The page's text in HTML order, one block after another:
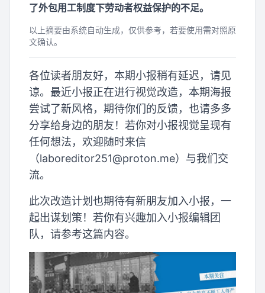
了外包用工制度下劳动者权益保护的不足。
以上摘要由系统自动生成，仅供参考，若要使用需对照原
文确认。
各位读者朋友好，本期小报稍有延迟，请见
谅。最近小报正在进行视觉改造，本期海报
尝试了新风格，期待你们的反馈，也请多多
分享给身边的朋友！若你对小报视觉呈现有
任何想法，欢迎随时来信
（laboreditor251@proton.me）与我们交
流。
此次改造计划也期待有新朋友加入小报，一
起出谋划策！若你有兴趣加入小报编辑团
队，请参考这篇内容。